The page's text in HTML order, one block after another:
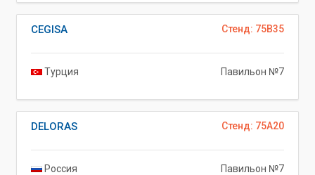
Стенд: 75B35
CEGISA
Турция Павильон №7
Стенд: 75A20
DELORAS
Россия Павильон №7